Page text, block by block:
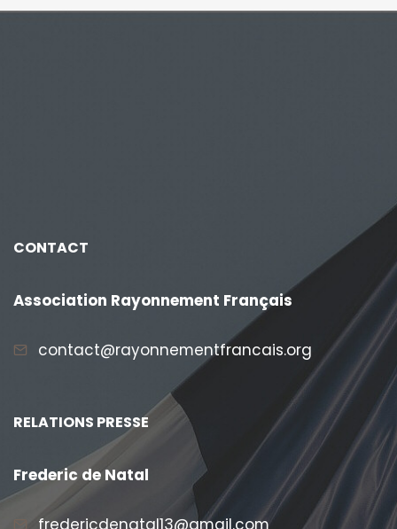
CONTACT
Association Rayonnement Français
contact@rayonnementfrancais.org
RELATIONS PRESSE
Frederic de Natal
fredericdenatal13@gmail.com